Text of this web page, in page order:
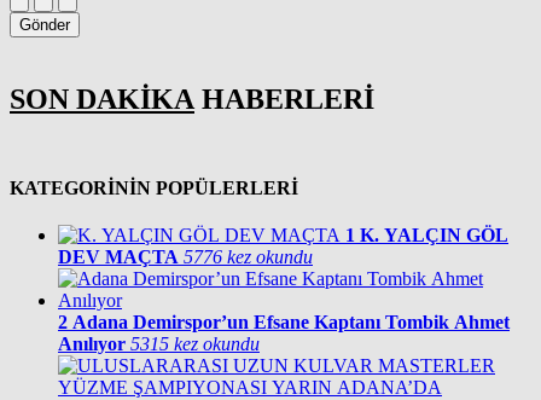
Gönder
SON DAKİKA HABERLERİ
KATEGORİNİN POPÜLERLERİ
1 K. YALÇIN GÖL
DEV MAÇTA 5776 kez okundu
2 Adana Demirspor’un Efsane Kaptanı Tombik Ahmet
Anılıyor 5315 kez okundu